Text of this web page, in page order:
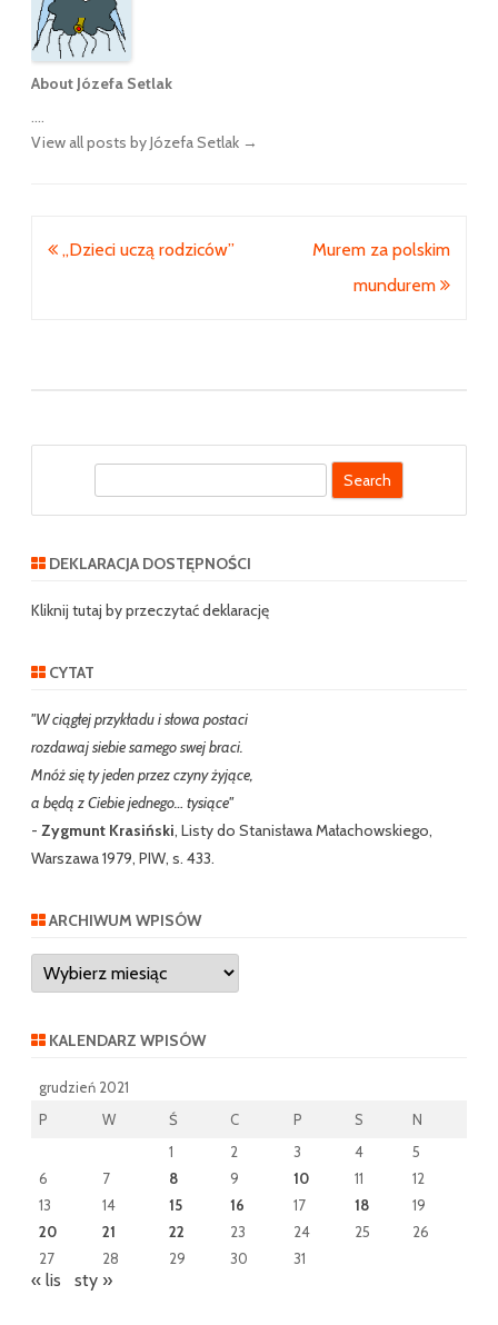
About Józefa Setlak
View all posts by Józefa Setlak →
Nawigacja
„Dzieci uczą rodziców”
Murem za polskim
mundurem
r
h
DEKLARACJA DOSTĘPNOŚCI
Kliknij tutaj by przeczytać deklarację
CYTAT
"W ciągłej przykładu i słowa postaci
rozdawaj siebie samego swej braci.
Mnóż się ty jeden przez czyny żyjące,
a będą z Ciebie jednego… tysiące"
- Zygmunt Krasiński, Listy do Stanisława Małachowskiego,
Warszawa 1979, PIW, s. 433.
ARCHIWUM WPISÓW
Archiwum
wpisów
KALENDARZ WPISÓW
grudzień 2021
P
W Ś C P S
N
1
2 3 4
5
6
7 8 9 10 11
12
13
14 15 16 17 18
19
20
21 22 23 24 25
26
27
28 29 30 31
« lis sty »